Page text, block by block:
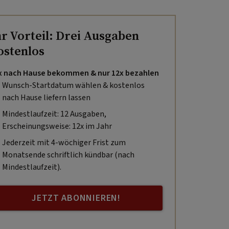
Vorteil: Drei Ausgaben
nach Hause bekommen & nur 12x bezahlen
Wunsch-Startdatum wählen & kostenlos
nach Hause liefern lassen
Mindestlaufzeit: 12 Ausgaben,
Erscheinungsweise: 12x im Jahr
Jederzeit mit 4-wöchiger Frist zum
Monatsende schriftlich kündbar (nach
Mindestlaufzeit).
JETZT ABONNIEREN!